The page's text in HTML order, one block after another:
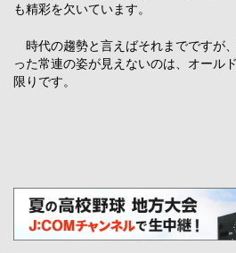
も精彩を欠いています。
時代の趨勢と言えばそれまでですが
った常連の姿が見えないのは、オール
限りです。